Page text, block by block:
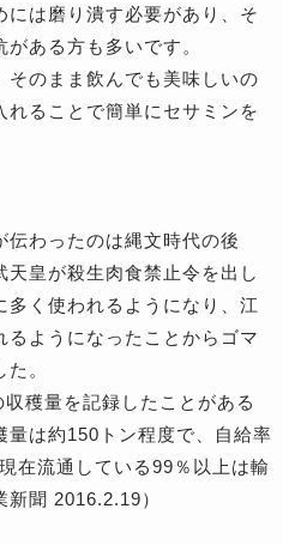
は磨り潰す必要があり、そ
ある方も多いです。
のまま飲んでも美味しいの
ることで簡単にセサミンを
わったのは縄文時代の後
皇が殺生肉食禁止令を出し
く使われるようになり、江
るようになったことからゴマ
。
穫量を記録したことがある
量は約150トン程度で、自給率
在流通している99％以上は輸
聞 2016.2.19）